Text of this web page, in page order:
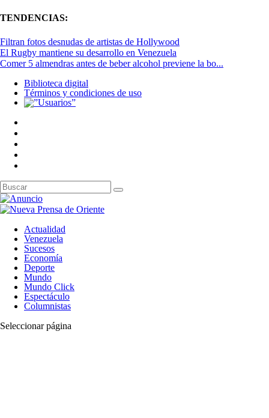
TENDENCIAS:
Filtran fotos desnudas de artistas de Hollywood
El Rugby mantiene su desarrollo en Venezuela
Comer 5 almendras antes de beber alcohol previene la bo...
Biblioteca digital
Términos y condiciones de uso
Actualidad
Venezuela
Sucesos
Economía
Deporte
Mundo
Mundo Click
Espectáculo
Columnistas
Seleccionar página